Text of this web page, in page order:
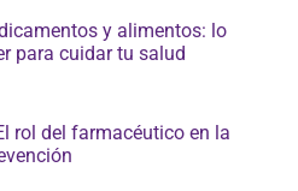
y alimentos: lo
para cuidar tu salud
rol del farmacéutico en la